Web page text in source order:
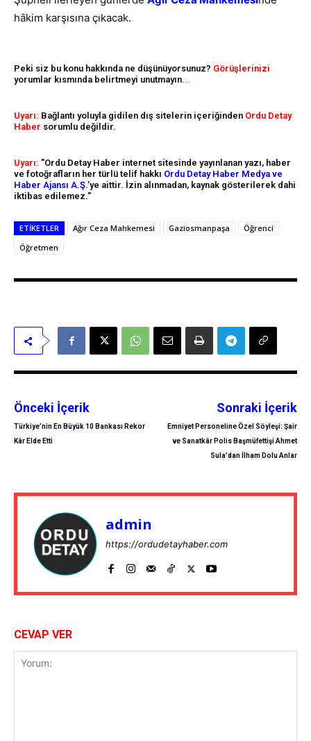
hâkim karşısına çıkacak.
Peki siz bu konu hakkında ne düşünüyorsunuz? Görüşlerinizi
yorumlar kısmında belirtmeyi unutmayın...
Uyarı: Bağlantı yoluyla gidilen dış sitelerin içeriğinden Ordu Detay
Haber sorumlu değildir.
Uyarı: "Ordu Detay Haber internet sitesinde yayınlanan yazı, haber
ve fotoğrafların her türlü telif hakkı Ordu Detay Haber Medya ve
Haber Ajansı A.Ş.’ye aittir. İzin alınmadan, kaynak gösterilerek dahi
iktibas edilemez."
ETIKETLER Ağır Ceza Mahkemesi Gaziosmanpaşa
Öğrenci
Öğretmen
Önceki İçerik
Türkiye’nin En Büyük 10 Bankası Rekor
Kâr Elde Etti
Sonraki İçerik
Emniyet Personeline Özel Söyleşi: Şair
ve Sanatkâr Polis Başmüfettişi Ahmet
Sula’dan İlham Dolu Anlar
admin
https://ordudetayhaber.com
CEVAP VER